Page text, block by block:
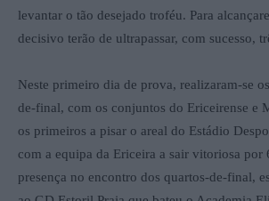
levantar o tão desejado troféu. Para
decisivo terão de ultrapassar, com sucesso,
Neste primeiro dia de prova, realizaram-se
de-final, com os conjuntos do Ericeirense e
os primeiros a pisar o areal do Estádio
com a equipa da Ericeira a sair vitoriosa por
presença no encontro dos quartos-de-final,